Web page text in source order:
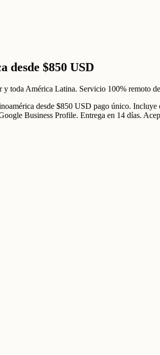
desde $850 USD
toda América Latina. Servicio 100% remoto
desde $850 USD pago único.
Business Profile. Entrega en 14 días.